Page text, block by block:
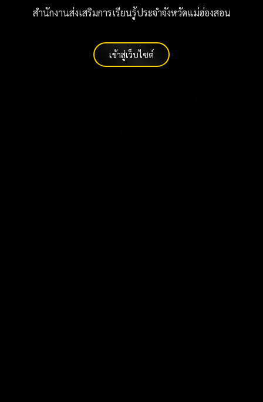
สำนักงานส่งเสริมการเรียนรู้ประจำจังหวัดแม่ฮ่องสอน
เข้าสู่เว็บไซต์